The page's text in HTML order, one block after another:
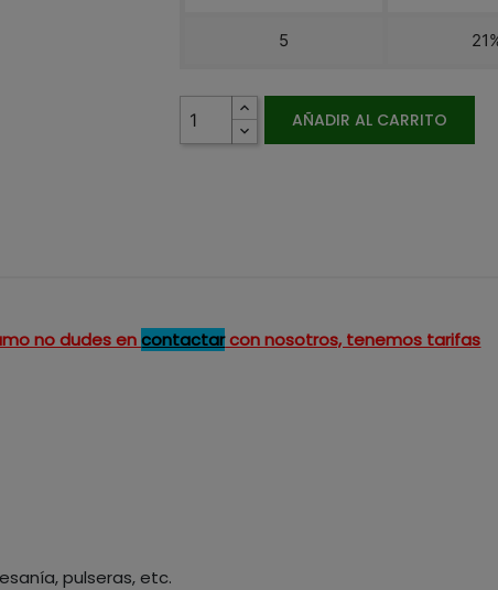
5
AÑADIR AL CARRITO
no dudes encontactarcon nosotros, tenemos tarifas
pulseras, etc.